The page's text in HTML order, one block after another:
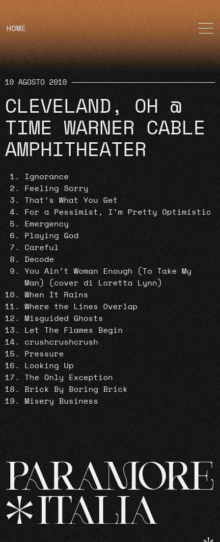
HOME
10 AGOSTO 2010
CLEVELAND, OH @
TIME WARNER CABLE
AMPHITHEATER
Ignorance
Feeling Sorry
That’s What You Get
For a Pessimist, I’m Pretty Optimistic
Emergency
Playing God
Careful
Decode
You Ain’t Woman Enough (To Take My
Man) (cover di Loretta Lynn)
When It Rains
Where the Lines Overlap
Misguided Ghosts
Let The Flames Begin
crushcrushcrush
Pressure
Looking Up
The Only Exception
Brick By Boring Brick
Misery Business